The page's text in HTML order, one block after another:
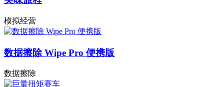
模拟经营
数据擦除 Wipe Pro 便携版
数据擦除